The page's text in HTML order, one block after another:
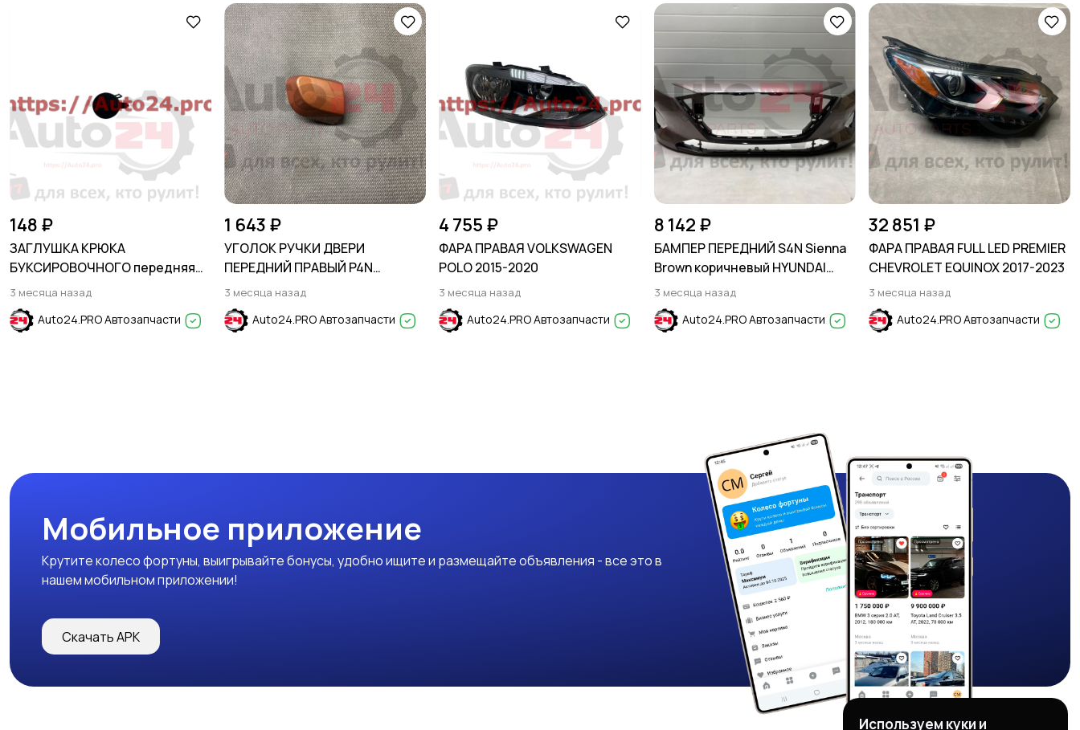
148 ₽
ЗАГЛУШКА КРЮКА
БУКСИРОВОЧНОГО передняя
HYUNDAI SOLARIS 2017-2020
3 месяца назад
Auto24.PRO Автозапчасти
1 643 ₽
УГОЛОК РУЧКИ ДВЕРИ
ПЕРЕДНИЙ ПРАВЫЙ P4N
коричневый HYUNDAI CRETA
2016-2021
3 месяца назад
Auto24.PRO Автозапчасти
4 755 ₽
ФАРА ПРАВАЯ VOLKSWAGEN
POLO 2015-2020
3 месяца назад
Auto24.PRO Автозапчасти
8 142 ₽
БАМПЕР ПЕРЕДНИЙ S4N Sienna
Brown коричневый HYUNDAI
SOLARIS 2020-2024
3 месяца назад
Auto24.PRO Автозапчасти
32 851 ₽
ФАРА ПРАВАЯ FULL LED PREMIER
CHEVROLET EQUINOX 2017-2023
3 месяца назад
Auto24.PRO Автозапчасти
Мобильное приложение
Крутите колесо фортуны, выигрывайте бонусы, удобно ищите и размещайте объявления - все это в
нашем мобильном приложении!
Скачать APK
Используем куки и